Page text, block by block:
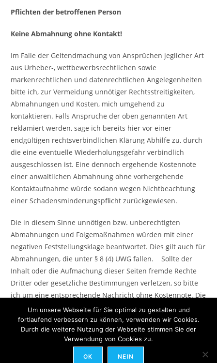
Pflichten der betroffenen Person
Keine Abmahnung ohne Kontakt!
Im Falle der Geltendmachung von Ansprüchen jeglicher Art
aus Urheber-, wettbewerbsrechtlichen sowie
markenrechtlichen und datenrechtlichen Angelegenheiten
bitte ich, zur Vermeidung unnötiger Rechtsstreitigkeiten,
Abmahnungen und Kosten, mich umgehend zu
kontaktieren. Falls Ansprüche der oben genannten Art
reklamiert werden, sage ich bereits hier vor einer
endgültigen rechtsverbindlichen Klärung Abhilfe zu, durch
die eine eventuelle Wiederholungsgefahr verbindlich
ausgeschlossen ist. Eine dennoch ergehende Kostennote
einer anwaltlichen Abmahnung ohne vorhergehende
Kontaktaufnahme würde sodann wegen Nichtbeachtung
einer Schadensminderungspflicht zurückgewiesen.
Die in diesem Sinne unnötigen bzw. unberechtigten
Abmahnungen und Folgemaßnahmen würden mit einer
negativen Feststellungsklage beantwortet. Dies gilt auch für
Abmahnungen, die unter § 8 (4) UWG fallen. Sollte der
Inhalt oder die Aufmachung dieser Seiten fremde Rechte
Dritter oder gesetzliche Bestimmungen verletzen, so bitte
ich um eine entsprechende Nachricht ohne Kostennote. Die
Beseitigung einer möglicherweise von diesen Seiten
ausgehenden Schutzrecht-Verletzung durch Schutzrecht-
Inhaberinnen selbst darf nicht ohne meine Zustimmung
Um unsere Webseite für Sie optimal zu gestalten und
fortlaufend verbessern zu können, verwenden wir Cookies.
Durch die weitere Nutzung der Webseite stimmen Sie der
Verwendung von Cookies zu.
OK NEIN